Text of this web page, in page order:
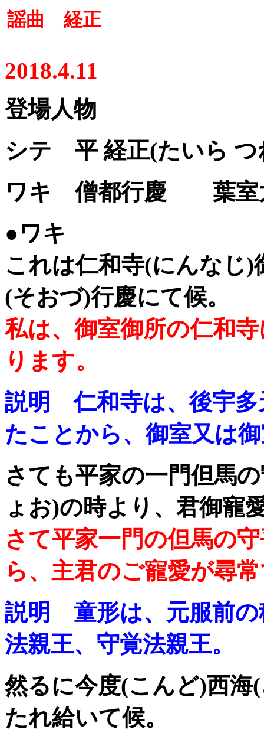
謡曲 経正
2018.4.11
登場人物
シテ 平 経正(たいら
ワキ 僧都行慶 葉室
●ワキ
これは仁和寺(にんなじ
(そおづ)行慶にて候。
私は、御室御所の仁和
ります。
説明 仁和寺は、後宇多
たことから、御室又は
さても平家の一門但馬
ょお)の時より、君御寵
さて平家一門の但馬の
ら、主君のご寵愛が尋
説明 童形は、元服前
法親王、守覚法親王。
然るに今度(こんど)西
たれ給いて候。